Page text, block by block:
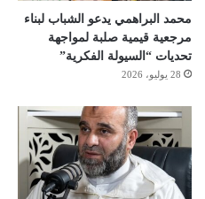
محمد البراهمي يدعو الشباب لبناء
مرجعية قيمية صلبة لمواجهة
تحديات “السيولة الفكرية”
28 يوليو، 2026